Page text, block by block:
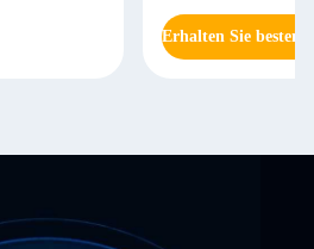
Erhalten Sie besten